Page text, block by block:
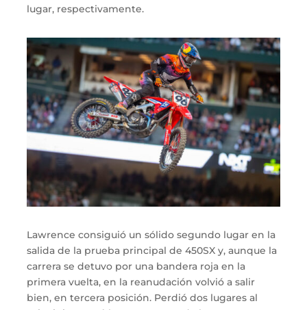
lugar, respectivamente.
Lawrence consiguió un sólido segundo lugar en la
salida de la prueba principal de 450SX y, aunque la
carrera se detuvo por una bandera roja en la
primera vuelta, en la reanudación volvió a salir
bien, en tercera posición. Perdió dos lugares al